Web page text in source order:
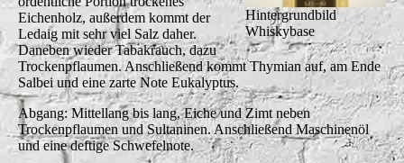
Hintergrundbild
Whiskybase
Eichenholz, außerdem kommt der
Ledaig mit sehr viel Salz daher.
Daneben wieder Tabakrauch, dazu
Trockenpflaumen. Anschließend kommt Thymian auf, am Ende
Salbei und eine zarte Note Eukalyptus.
Abgang: Mittellang bis lang, Eiche und Zimt neben
Trockenpflaumen und Sultaninen. Anschließend Maschinenöl
und eine deftige Schwefelnote.